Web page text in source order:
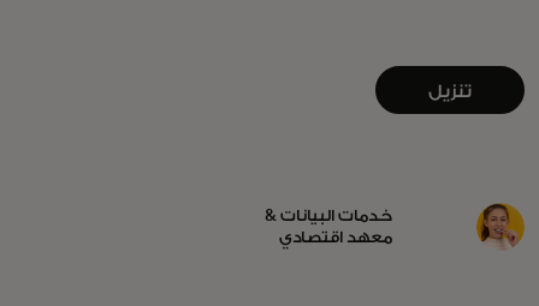
تنزيل
خدمات البيانات &
معهد اقتصادي